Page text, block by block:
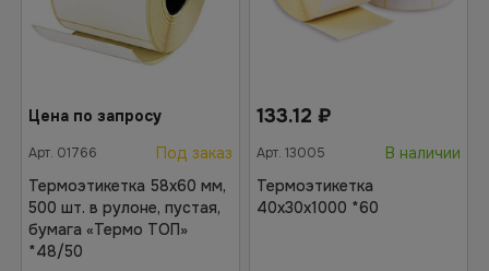
Цена по запросу
Арт. 01766
Под заказ
Термоэтикетка 58х60 мм,
500 шт. в рулоне, пустая,
бумага «Термо ТОП»
*48/50
133.12 ₽
Арт. 13005
В наличии
Термоэтикетка
40х30х1000 *60